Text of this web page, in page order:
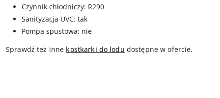
Czynnik chłodniczy: R290
Sanityzacja UVC: tak
Pompa spustowa: nie
Sprawdź też inne kostkarki do lodu dostępne w ofercie.